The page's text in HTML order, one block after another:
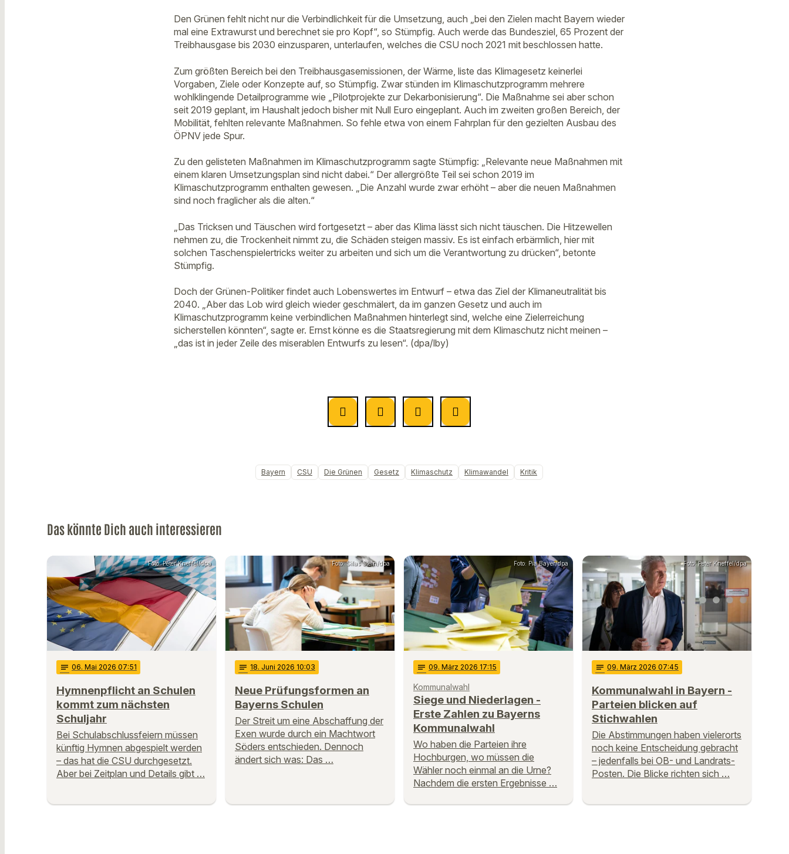
Den Grünen fehlt nicht nur die Verbindlichkeit für die Umsetzung, auch „bei den Zielen macht Bayern wieder
mal eine Extrawurst und berechnet sie pro Kopf“, so Stümpfig. Auch werde das Bundesziel, 65 Prozent der
Treibhausgase bis 2030 einzusparen, unterlaufen, welches die CSU noch 2021 mit beschlossen hatte.
Zum größten Bereich bei den Treibhausgasemissionen, der Wärme, liste das Klimagesetz keinerlei
Vorgaben, Ziele oder Konzepte auf, so Stümpfig. Zwar stünden im Klimaschutzprogramm mehrere
wohlklingende Detailprogramme wie „Pilotprojekte zur Dekarbonisierung“. Die Maßnahme sei aber schon
seit 2019 geplant, im Haushalt jedoch bisher mit Null Euro eingeplant. Auch im zweiten großen Bereich, der
Mobilität, fehlten relevante Maßnahmen. So fehle etwa von einem Fahrplan für den gezielten Ausbau des
ÖPNV jede Spur.
Zu den gelisteten Maßnahmen im Klimaschutzprogramm sagte Stümpfig: „Relevante neue Maßnahmen mit
einem klaren Umsetzungsplan sind nicht dabei.“ Der allergrößte Teil sei schon 2019 im
Klimaschutzprogramm enthalten gewesen. „Die Anzahl wurde zwar erhöht – aber die neuen Maßnahmen
sind noch fraglicher als die alten.“
„Das Tricksen und Täuschen wird fortgesetzt – aber das Klima lässt sich nicht täuschen. Die Hitzewellen
nehmen zu, die Trockenheit nimmt zu, die Schäden steigen massiv. Es ist einfach erbärmlich, hier mit
solchen Taschenspielertricks weiter zu arbeiten und sich um die Verantwortung zu drücken“, betonte
Stümpfig.
Doch der Grünen-Politiker findet auch Lobenswertes im Entwurf – etwa das Ziel der Klimaneutralität bis
2040. „Aber das Lob wird gleich wieder geschmälert, da im ganzen Gesetz und auch im
Klimaschutzprogramm keine verbindlichen Maßnahmen hinterlegt sind, welche eine Zielerreichung
sicherstellen könnten“, sagte er. Ernst könne es die Staatsregierung mit dem Klimaschutz nicht meinen –
„das ist in jeder Zeile des miserablen Entwurfs zu lesen“. (dpa/lby)
Bayern CSU Die Grünen Gesetz Klimaschutz Klimawandel Kritik
Das könnte Dich auch interessieren
Foto: Peter Kneffel/dpa
notes 06. Mai 2026 07:51
Hymnenpflicht an Schulen
kommt zum nächsten
Schuljahr
Bei Schulabschlussfeiern müssen
künftig Hymnen abgespielt werden
– das hat die CSU durchgesetzt.
Aber bei Zeitplan und Details gibt …
Foto: Silas Stein/dpa
notes 18. Juni 2026 10:03
Neue Prüfungsformen an
Bayerns Schulen
Der Streit um eine Abschaffung der
Exen wurde durch ein Machtwort
Söders entschieden. Dennoch
ändert sich was: Das …
Foto: Pia Bayer/dpa
notes 09. März 2026 17:15
Kommunalwahl
Siege und Niederlagen -
Erste Zahlen zu Bayerns
Kommunalwahl
Wo haben die Parteien ihre
Hochburgen, wo müssen die
Wähler noch einmal an die Urne?
Nachdem die ersten Ergebnisse …
Foto: Peter Kneffel/dpa
notes 09. März 2026 07:45
Kommunalwahl in Bayern -
Parteien blicken auf
Stichwahlen
Die Abstimmungen haben vielerorts
noch keine Entscheidung gebracht
– jedenfalls bei OB- und Landrats-
Posten. Die Blicke richten sich …